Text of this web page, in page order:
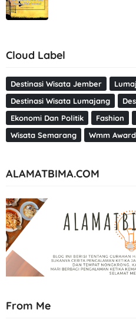
Cloud Label
Destinasi Wisata Jember
Destinasi Wisata Lumajang
Ekonomi Dan Politik
Fashion
Wisata Semarang
Wmm Award
ALAMATBIMA.COM
From Me